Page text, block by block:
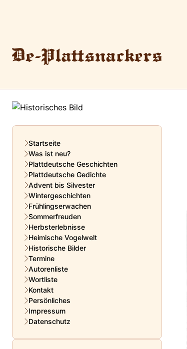
Startseite
Was ist neu?
Plattdeutsche Geschichten
Plattdeutsche Gedichte
Advent bis Silvester
Wintergeschichten
Frühlingserwachen
Sommerfreuden
Herbsterlebnisse
Heimische Vogelwelt
Historische Bilder
Termine
Autorenliste
Wortliste
Kontakt
Persönliches
Impressum
Datenschutz